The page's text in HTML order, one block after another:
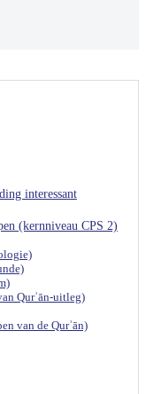
interessant
(kernniveau CPS 2)
Qurʾān‑uitleg)
van de Qurʾān)